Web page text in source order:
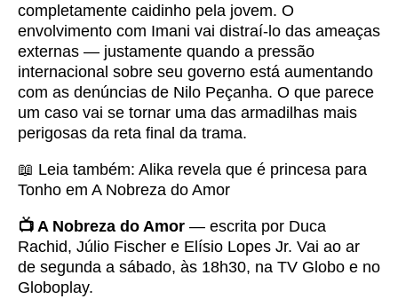
completamente caidinho pela jovem. O
envolvimento com Imani vai distraí-lo das ameaças
externas — justamente quando a pressão
internacional sobre seu governo está aumentando
com as denúncias de Nilo Peçanha. O que parece
um caso vai se tornar uma das armadilhas mais
perigosas da reta final da trama.
📖 Leia também: Alika revela que é princesa para
Tonho em A Nobreza do Amor
📺 A Nobreza do Amor — escrita por Duca
Rachid, Júlio Fischer e Elísio Lopes Jr. Vai ao ar
de segunda a sábado, às 18h30, na TV Globo e no
Globoplay.